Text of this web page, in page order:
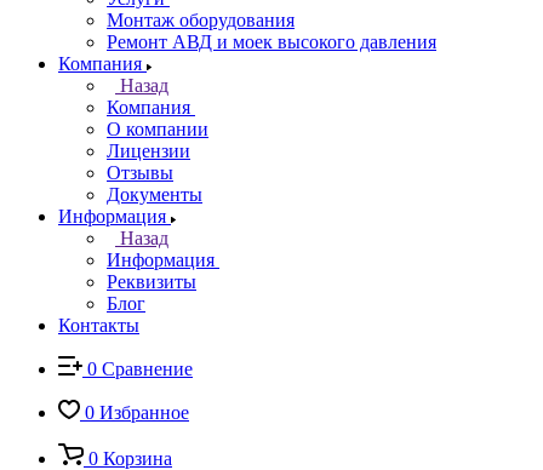
Монтаж оборудования
Ремонт АВД и моек высокого давления
Компания
Назад
Компания
О компании
Лицензии
Отзывы
Документы
Информация
Назад
Информация
Реквизиты
Блог
Контакты
0 Сравнение
0 Избранное
0 Корзина